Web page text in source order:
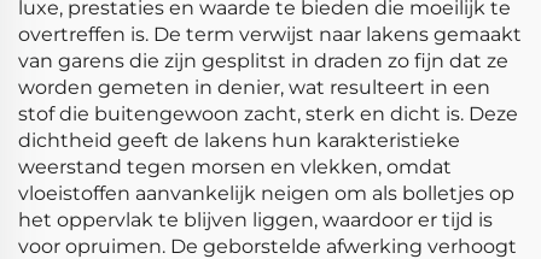
luxe, prestaties en waarde te bieden die moeilijk te
overtreffen is. De term verwijst naar lakens gemaakt
van garens die zijn gesplitst in draden zo fijn dat ze
worden gemeten in denier, wat resulteert in een
stof die buitengewoon zacht, sterk en dicht is. Deze
dichtheid geeft de lakens hun karakteristieke
weerstand tegen morsen en vlekken, omdat
vloeistoffen aanvankelijk neigen om als bolletjes op
het oppervlak te blijven liggen, waardoor er tijd is
voor opruimen. De geborstelde afwerking verhoogt